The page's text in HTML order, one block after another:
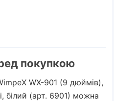
покупкою
WX-901 (9 дюймів),
білий (арт. 6901) можна